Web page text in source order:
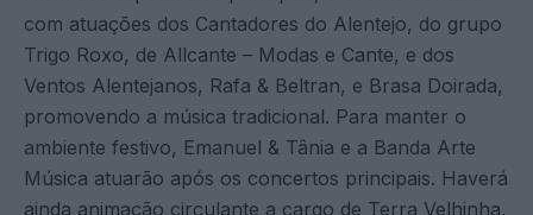
com atuações dos Cantadores do Alentejo, do grupo
Trigo Roxo, de Allcante – Modas e Cante, e dos
Ventos Alentejanos, Rafa & Beltran, e Brasa Doirada,
promovendo a música tradicional. Para manter o
ambiente festivo, Emanuel & Tânia e a Banda Arte
Música atuarão após os concertos principais. Haverá
ainda animação circulante a cargo de Terra Velhinha,